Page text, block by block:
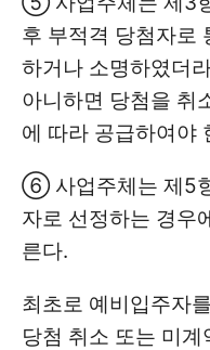
후 부적격 당첨자로
하거나 소명하였더
아니하면 당첨을 취
에 따라 공급하여야
⑥ 사업주체는 제5
자로 선정하는 경우
른다.
최초로 예비입주자
당첨 취소 또는 미계